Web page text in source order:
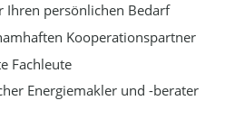
Ihren persönlichen Bedarf
Kooperationspartner
Fachleute
Energiemakler und -berater